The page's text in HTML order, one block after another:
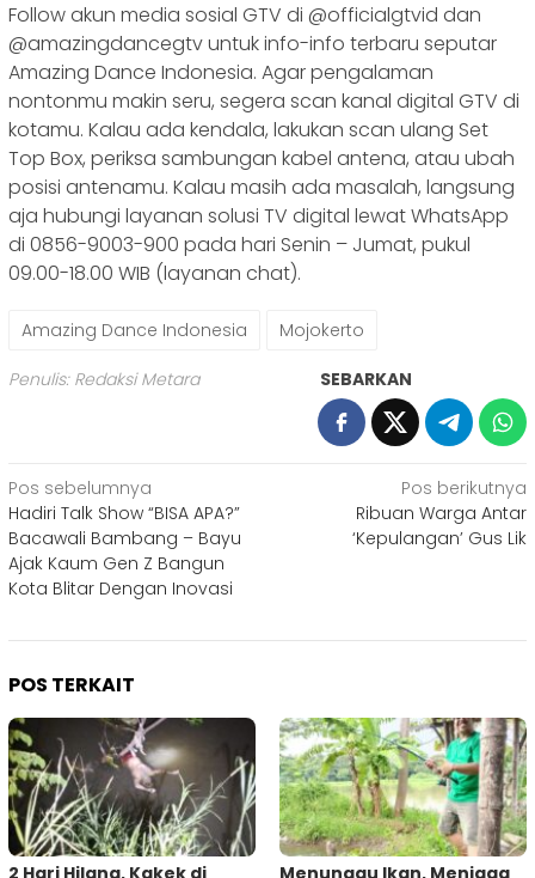
Follow akun media sosial GTV di @officialgtvid dan
@amazingdancegtv untuk info-info terbaru seputar
Amazing Dance Indonesia. Agar pengalaman
nontonmu makin seru, segera scan kanal digital GTV di
kotamu. Kalau ada kendala, lakukan scan ulang Set
Top Box, periksa sambungan kabel antena, atau ubah
posisi antenamu. Kalau masih ada masalah, langsung
aja hubungi layanan solusi TV digital lewat WhatsApp
di 0856-9003-900 pada hari Senin – Jumat, pukul
09.00-18.00 WIB (layanan chat).
Amazing Dance Indonesia Mojokerto
Penulis: Redaksi Metara SEBARKAN
Navigasi
pos
Pos sebelumnya
Hadiri Talk Show “BISA APA?”
Bacawali Bambang – Bayu
Ajak Kaum Gen Z Bangun
Kota Blitar Dengan Inovasi
Pos berikutnya
Ribuan Warga Antar
‘Kepulangan’ Gus Lik
POS TERKAIT